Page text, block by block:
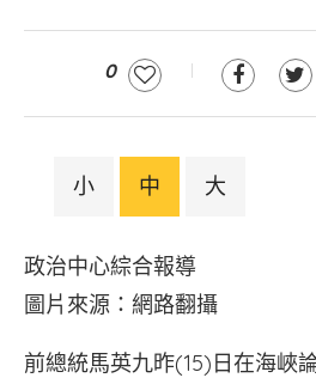
0
小 中 大
政治中心綜合報導
圖片來源：網
前總統馬英九昨(15)日在海峽